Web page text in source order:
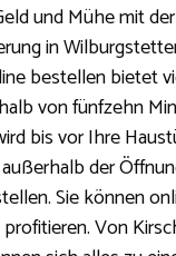
und Mühe mit
in
bestellen bietet
von fünfzehn
bis vor Ihre
der
Sie können
Von